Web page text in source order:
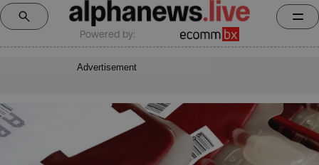
Powered by:
Advertisement